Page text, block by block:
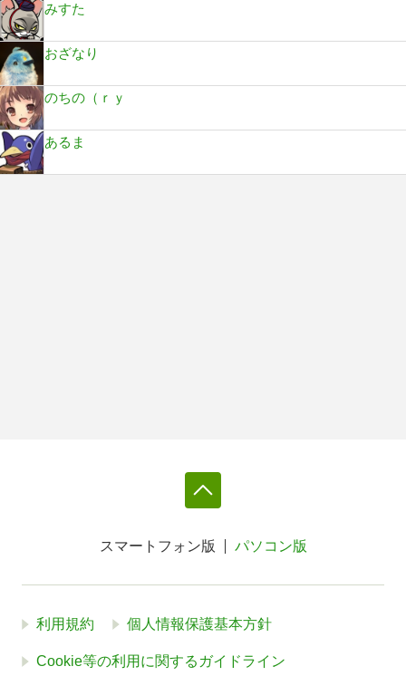
みすた
おざなり
のちの（ｒｙ
あるま
スマートフォン版 パソコン版
利用規約 個人情報保護基本方針
Cookie等の利用に関するガイドライン